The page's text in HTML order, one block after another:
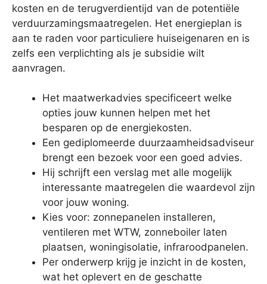
kosten en de terugverdientijd van de potentiële
verduurzamingsmaatregelen. Het energieplan is
aan te raden voor particuliere huiseigenaren en is
zelfs een verplichting als je subsidie wilt
aanvragen.
Het maatwerkadvies specificeert welke
opties jouw kunnen helpen met het
besparen op de energiekosten.
Een gediplomeerde duurzaamheidsadviseur
brengt een bezoek voor een goed advies.
Hij schrijft een verslag met alle mogelijk
interessante maatregelen die waardevol zijn
voor jouw woning.
Kies voor: zonnepanelen installeren,
ventileren met WTW, zonneboiler laten
plaatsen, woningisolatie, infraroodpanelen.
Per onderwerp krijg je inzicht in de kosten,
wat het oplevert en de geschatte